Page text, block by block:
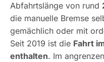
Abfahrtslänge von rund
die manuelle Bremse
gemächlich oder mit
Seit 2019 ist die Fahrt
enthalten. Im